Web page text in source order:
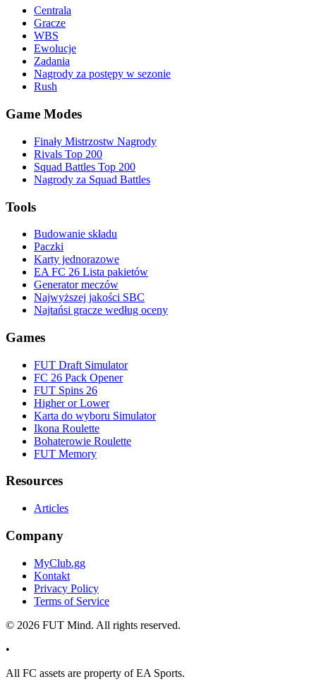
Centrala
Gracze
WBS
Ewolucje
Zadania
Nagrody za postępy w sezonie
Rush
Game Modes
Finały Mistrzostw Nagrody
Rivals Top 200
Squad Battles Top 200
Nagrody za Squad Battles
Tools
Budowanie składu
Paczki
Karty jednorazowe
EA FC 26 Lista pakietów
Generator meczów
Najwyższej jakości SBC
Najtańsi gracze według oceny
Games
FUT Draft Simulator
FC 26 Pack Opener
FUT Spins 26
Higher or Lower
Karta do wyboru Simulator
Ikona Roulette
Bohaterowie Roulette
FUT Memory
Resources
Articles
Company
MyClub.gg
Kontakt
Privacy Policy
Terms of Service
© 2026 FUT Mind. All rights reserved.
•
All FC assets are property of EA Sports.